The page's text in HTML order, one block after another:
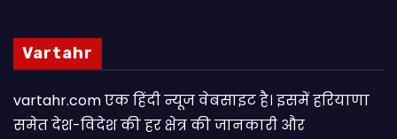
Vartahr
vartahr.com एक हिंदी न्यूज वेबसाइट है। इसमें हरियाणा
समेत देश-विदेश की हर क्षेत्र की जानकारी और